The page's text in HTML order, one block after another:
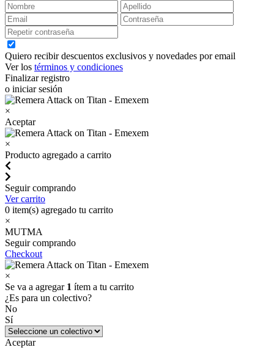
Quiero recibir descuentos exclusivos y novedades por email
Ver los términos y condiciones
Finalizar registro
o iniciar sesión
×
Aceptar
×
Producto agregado a carrito
Seguir comprando
Ver carrito
0 item(s) agregado tu carrito
×
MUTMA
Seguir comprando
Checkout
×
Se va a agregar 1 ítem a tu carrito
¿Es para un colectivo?
No
Sí
Aceptar